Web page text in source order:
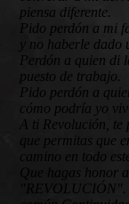
piensa diferente.
Pido perdón a mi
y no haberle dado
Perdón a quien di
puesto de trabajo.
Pido perdón a
cómo podría yo
A ti Revolución,
que permitas que
camino en todo
Que hagas honor
"REVOLUCIÓN".